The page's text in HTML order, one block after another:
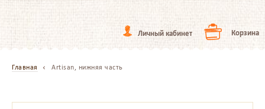
Личный кабинет Корзина
Главная Artisan, нижняя часть